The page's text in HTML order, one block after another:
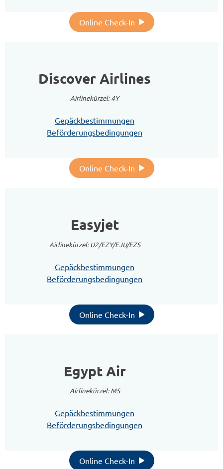
Online Check-In
Discover Airlines
Airlinekürzel: 4Y
Gepäckbestimmungen
Beförderungsbedingungen
Online Check-In
Easyjet
Airlinekürzel: U2/EZY/EJU/EZS
Gepäckbestimmungen
Beförderungsbedingungen
Online Check-In
Egypt Air
Airlinekürzel: MS
Gepäckbestimmungen
Beförderungsbedingungen
Online Check-In